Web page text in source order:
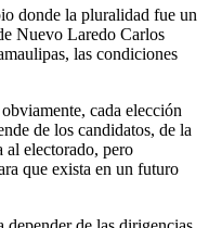
donde la pluralidad fue un
Nuevo Laredo Carlos
las condiciones
cada elección
de los candidatos, de la
al electorado, pero
que exista en un futuro